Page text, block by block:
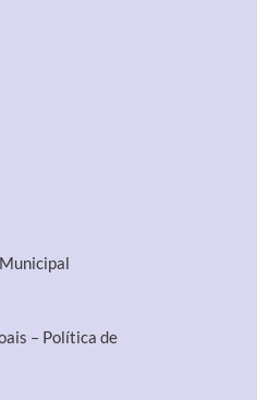
– Política de